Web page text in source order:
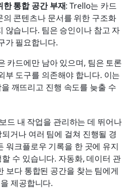
통합 공간 부재: Trello는 카드
의 콘텐츠나 문서를 위한 구조화
않습니다. 팀은 승인이나 참고 자
가 필요합니다.
카드에만 남아 있으며, 팀은 토론
부 도구를 의존해야 합니다. 이는
깨뜨리고 진행 속도를 늦출 수
드 내 작업을 관리하는 데 뛰어나
거나 여러 팀에 걸쳐 진행될 경
워크플로우 기록을 한 곳에 유지
수 있습니다. 자동화, 데이터 관
보다 통합된 공간을 찾는 팀에게
제공합니다.